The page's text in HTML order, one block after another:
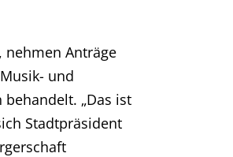
nehmen Anträge
und
„Das ist
Stadtpräsident